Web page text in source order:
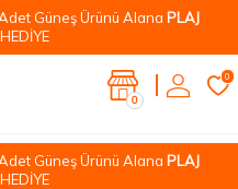
Güneş Ürünü Alana PLAJ
HEDİYE
0
0
Güneş Ürünü Alana PLAJ
HEDİYE